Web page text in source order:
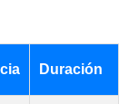
Duración